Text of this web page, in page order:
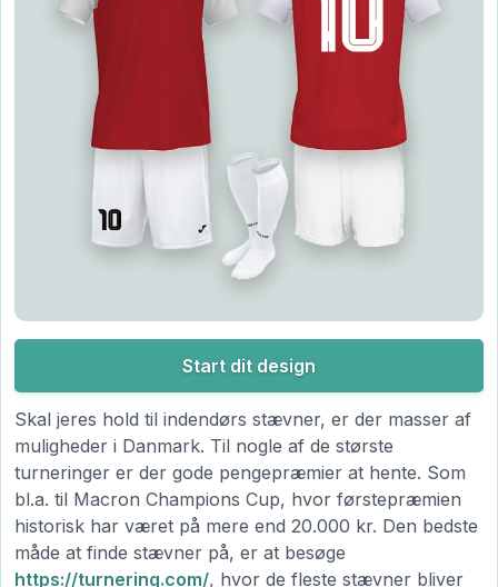
Start dit design
Skal jeres hold til indendørs stævner, er der masser af
muligheder i Danmark. Til nogle af de største
turneringer er der gode pengepræmier at hente. Som
bl.a. til Macron Champions Cup, hvor førstepræmien
historisk har været på mere end 20.000 kr. Den bedste
måde at finde stævner på, er at besøge
https://turnering.com/, hvor de fleste stævner bliver